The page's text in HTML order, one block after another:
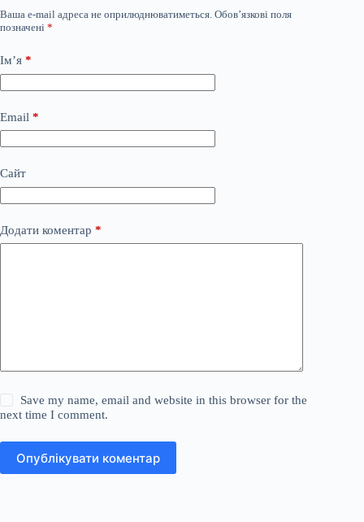
Ваша e-mail адреса не оприлюднюватиметься. Обов’язкові поля
позначені *
Ім’я *
Email *
Сайт
Додати коментар *
Save my name, email and website in this browser for the
next time I comment.
Опублікувати коментар